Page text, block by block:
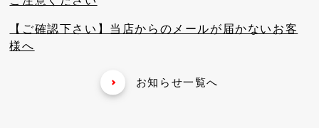
【ご確認下さい】当店からのメールが届かないお客
様へ
お知らせ一覧へ